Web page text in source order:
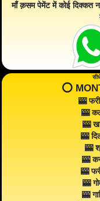
माँ क़सम पेमेंट में कोई दिक्कत
⭕️
🎰
🎰
🎰
🎰
🎰
🎰
🎰
🎰
🎰